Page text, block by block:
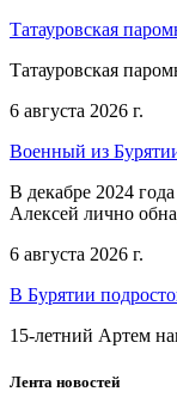
Татауровская
Татауровская
6 августа 2026 г.
Военный из
В декабре 2024
Алексей лично
6 августа 2026 г.
В Бурятии
15-летний Артем
Лента новостей